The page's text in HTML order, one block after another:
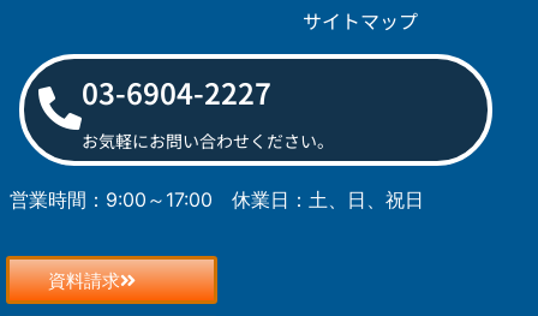
サイトマップ
03-6904-2227
お気軽にお問い合わせください。
営業時間：9:00～17:00 休業日：土、日、祝日
資料請求